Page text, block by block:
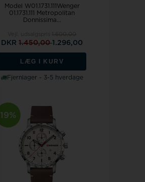
Model W01.1731.111Wenger
01.1731.111 Metropolitan
Donnissima...
DKR1.450,001.296,00
LÆG I KURV
Fjernlager - 3-5 hverdage
19%